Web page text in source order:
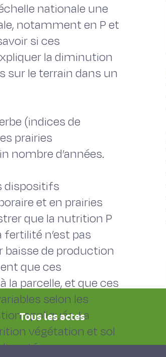
nationale une
notamment en P et
si ces
la diminution
sur le terrain dans un
(indices de
prairies
nombre d’années.
dispositifs
et en prairies
que la nutrition P
n’est pas
de production
que ces
la parcelle, et que ces
selon les
appliqués. La
végétation et sol
Tous les actes